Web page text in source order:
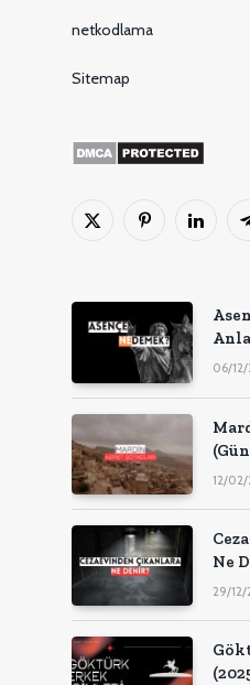
netkodlama
Sitemap
X
Pinterest'inLinkedIn
06/
12/
Ne
29/